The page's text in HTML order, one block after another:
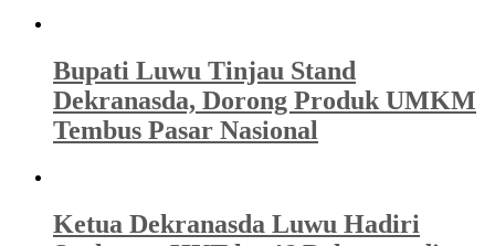
Bupati Luwu Tinjau Stand
Dekranasda, Dorong Produk UMKM
Tembus Pasar Nasional
Ketua Dekranasda Luwu Hadiri